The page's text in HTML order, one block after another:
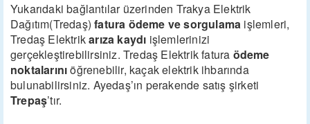
Yukarıdaki bağlantılar üzerinden Trakya Elektrik
Dağıtım(Tredaş) fatura ödeme ve sorgulama işlemleri,
Tredaş Elektrikarıza kaydı işlemlerinizi
gerçekleştirebilirsiniz. Tredaş Elektrik fatura ödeme
noktalarınıöğrenebilir, kaçak elektrik ihbarında
bulunabilirsiniz. Ayedaş’ın perakende satış şirketi
Trepaş’tır.